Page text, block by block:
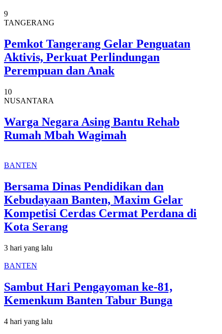
9
TANGERANG
Pemkot Tangerang Gelar Penguatan
Aktivis, Perkuat Perlindungan
Perempuan dan Anak
10
NUSANTARA
Warga Negara Asing Bantu Rehab
Rumah Mbah Wagimah
BANTEN
Bersama Dinas Pendidikan dan
Kebudayaan Banten, Maxim Gelar
Kompetisi Cerdas Cermat Perdana di
Kota Serang
3 hari yang lalu
BANTEN
Sambut Hari Pengayoman ke-81,
Kemenkum Banten Tabur Bunga
4 hari yang lalu